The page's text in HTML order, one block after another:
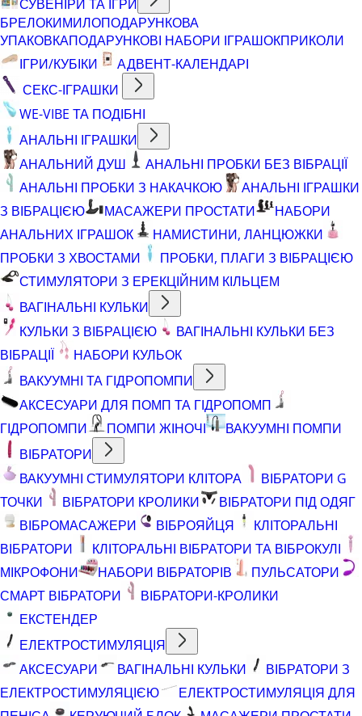
СУВЕНІРИ ТА ІГРИ
БРЕЛОКИМИЛОПОДАРУНКОВА
УПАКОВКАПОДАРУНКОВІ НАБОРИ ІГРАШОКПРИКОЛИ
ІГРИ/КУБІКИ
АДВЕНТ-КАЛЕНДАРІ
СЕКС-ІГРАШКИ
WE-VIBE ТА ПОДІБНІ
АНАЛЬНІ ІГРАШКИ
АНАЛЬНИЙ ДУШ
АНАЛЬНІ ПРОБКИ БЕЗ ВІБРАЦІЇ
АНАЛЬНІ ПРОБКИ З НАКАЧКОЮ
АНАЛЬНІ ІГРАШКИ
З ВІБРАЦІЄЮ
МАСАЖЕРИ ПРОСТАТИ
НАБОРИ
АНАЛЬНИХ ІГРАШОК
НАМИСТИНИ, ЛАНЦЮЖКИ
ПРОБКИ З ХВОСТАМИ
ПРОБКИ, ПЛАГИ З ВІБРАЦІЄЮ
СТИМУЛЯТОРИ З ЕРЕКЦІЙНИМ КІЛЬЦЕМ
ВАГІНАЛЬНІ КУЛЬКИ
КУЛЬКИ З ВІБРАЦІЄЮ
ВАГІНАЛЬНІ КУЛЬКИ БЕЗ
ВІБРАЦІЇ
НАБОРИ КУЛЬОК
ВАКУУМНІ ТА ГІДРОПОМПИ
АКСЕСУАРИ ДЛЯ ПОМП ТА ГІДРОПОМП
ГІДРОПОМПИ
ПОМПИ ЖІНОЧІ
ВАКУУМНІ ПОМПИ
ВІБРАТОРИ
ВАКУУМНІ СТИМУЛЯТОРИ КЛІТОРА
ВІБРАТОРИ G
ТОЧКИ
ВІБРАТОРИ КРОЛИКИ
ВІБРАТОРИ ПІД ОДЯГ
ВІБРОМАСАЖЕРИ
ВІБРОЯЙЦЯ
КЛІТОРАЛЬНІ
ВІБРАТОРИ
КЛІТОРАЛЬНІ ВІБРАТОРИ ТА ВІБРОКУЛІ
МІКРОФОНИ
НАБОРИ ВІБРАТОРІВ
ПУЛЬСАТОРИ
СМАРТ ВІБРАТОРИ
ВІБРАТОРИ-КРОЛИКИ
ЕКСТЕНДЕР
ЕЛЕКТРОСТИМУЛЯЦІЯ
АКСЕСУАРИ
ВАГІНАЛЬНІ КУЛЬКИ
ВІБРАТОРИ З
ЕЛЕКТРОСТИМУЛЯЦІЄЮ
ЕЛЕКТРОСТИМУЛЯЦІЯ ДЛЯ